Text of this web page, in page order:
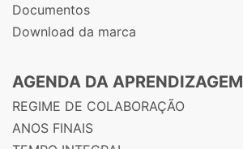
Documentos
Download da marca
AGENDA DA APRENDIZAGEM
REGIME DE COLABORAÇÃO
ANOS FINAIS